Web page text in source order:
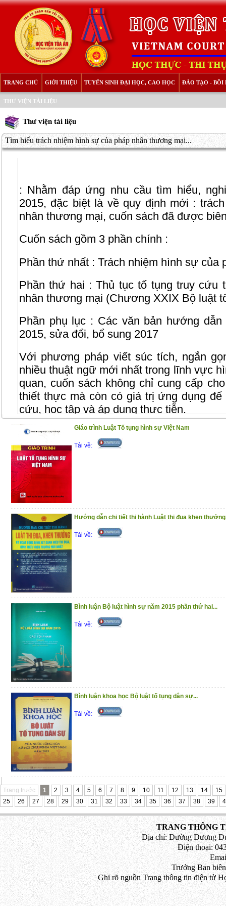
TRANG CHỦ GIỚI THIỆU TUYỂN SINH ĐẠI HỌC, CAO HỌC ĐÀO TẠO - BỒI
THƯ VIỆN TÀI LIỆU
Thư viện tài liệu
Tìm hiểu trách nhiệm hình sự của pháp nhân thương mại...
: Nhằm đáp ứng nhu cầu tìm hiểu,
2015, đặc biệt là về quy định mới :
nhân thương mại, cuốn sách đã được
Cuốn sách gồm 3 phần chính :
Phần thứ nhất : Trách nhiệm hình sự của
Phần thứ hai : Thủ tục tố tụng truy cứu
nhân thương mại (Chương XXIX Bộ luật
Phần phụ lục : Các văn bản hướng
2015, sửa đổi, bổ sung 2017
Với phương pháp viết súc tích, ngắn
nhiều thuật ngữ mới nhất trong lĩnh vực
quan, cuốn sách không chỉ cung cấp
thiết thực mà còn có giá trị ứng dụng để
cứu, học tập và áp dụng thực tiễn.
Trân trọng giới thiệu đến bạn đọc!
(13/11/2020)
Giáo trình Luật Tố tụng hình sự Việt Nam
Tải về:
Hướng dẫn chi tiết thi hành Luật thi đua khen
Tải về:
Bình luận Bộ luật hình sự năm 2015 phần thứ hai...
Tải về:
Bình luận khoa học Bộ luật tố tụng dân sự...
Tải về:
Trang trước 1 2 3 4 5 6 7 8 9 10 11 12 13 14
15
25
26 27 28 29 30 31 32 33 34 35 36 37 38 39
TRANG THÔNG
Địa chỉ: Đường Dương
Điện thoại:
Trưởng Ban
Ghi rõ nguồn Trang thông tin điện tử